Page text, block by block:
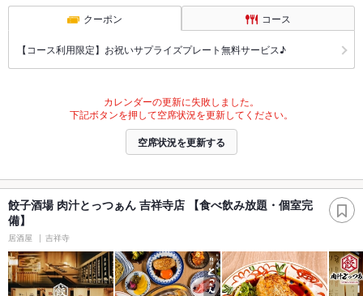
クーポン コース
【コース利用限定】お祝いサプライズプレート無料サービス♪
カレンダーの更新に失敗しました。
下記ボタンを押して空席状況を更新してください。
空席状況を更新する
餃子酒場 肉汁とっつぁん 吉祥寺店 【食べ飲み放題・個室完
備】
居酒屋 吉祥寺